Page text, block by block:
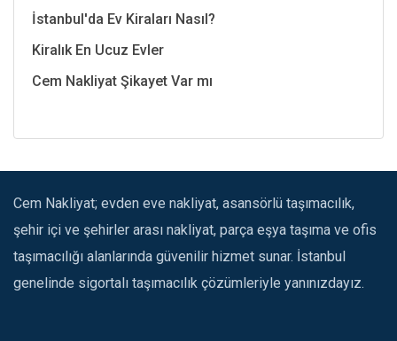
İstanbul'da Ev Kiraları Nasıl?
Kiralık En Ucuz Evler
Cem Nakliyat Şikayet Var mı
Cem Nakliyat; evden eve nakliyat, asansörlü taşımacılık,
şehir içi ve şehirler arası nakliyat, parça eşya taşıma ve ofis
taşımacılığı alanlarında güvenilir hizmet sunar. İstanbul
genelinde sigortalı taşımacılık çözümleriyle yanınızdayız.